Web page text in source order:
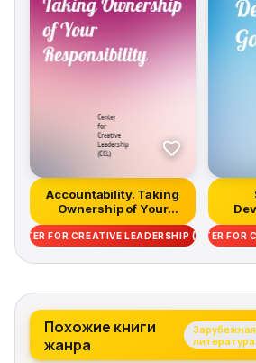
Accountability. Taking
Ownership of Your
Responsib...
CENTER FOR CREATIVE LEADERSHIP (CCL)
CENTER FOR
Похожие книги
жанра